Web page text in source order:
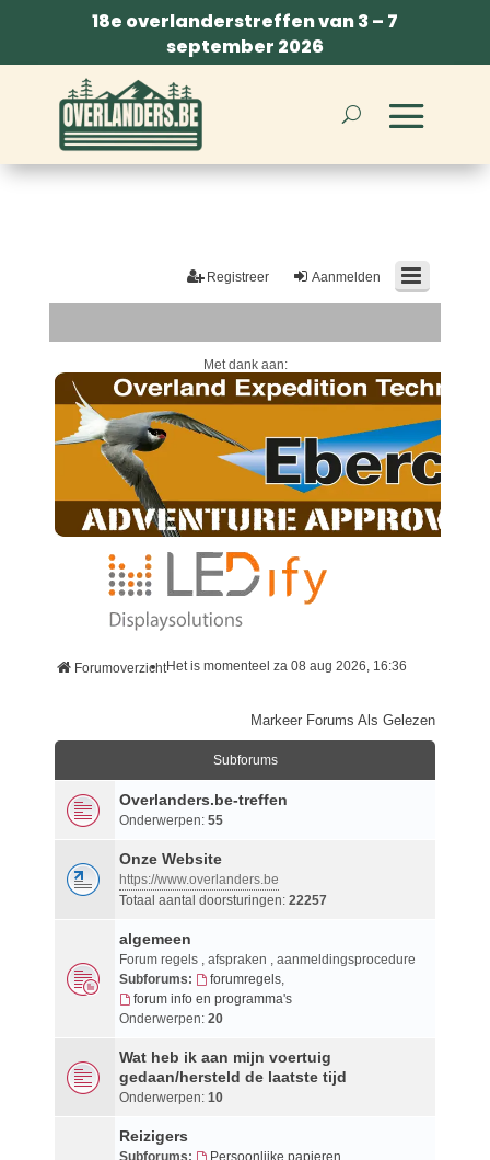
18e overlanderstreffen van 3 – 7
september 2026